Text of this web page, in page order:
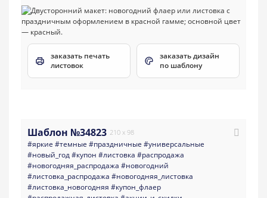
заказать печать
листовок
заказать дизайн
по шаблону
Шаблон №34823 210 x 98
#яркие #темные #праздничные #универсальные
#новый_год#купон #листовка #распродажа
#новогодняя_распродажа #новогодний
#листовка_распродажа #новогодняя_листовка
#листовка_новогодняя #купон_флаер